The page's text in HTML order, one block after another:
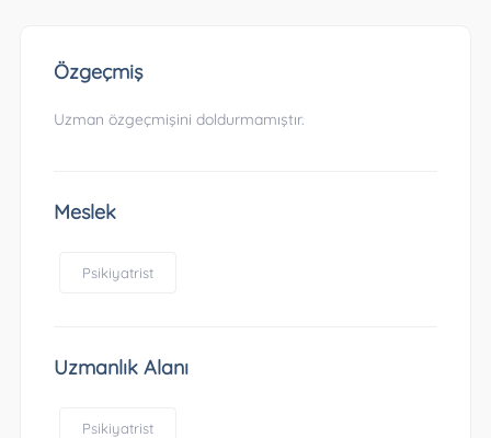
Özgeçmiş
Uzman özgeçmişini doldurmamıştır.
Meslek
Psikiyatrist
Uzmanlık Alanı
Psikiyatrist